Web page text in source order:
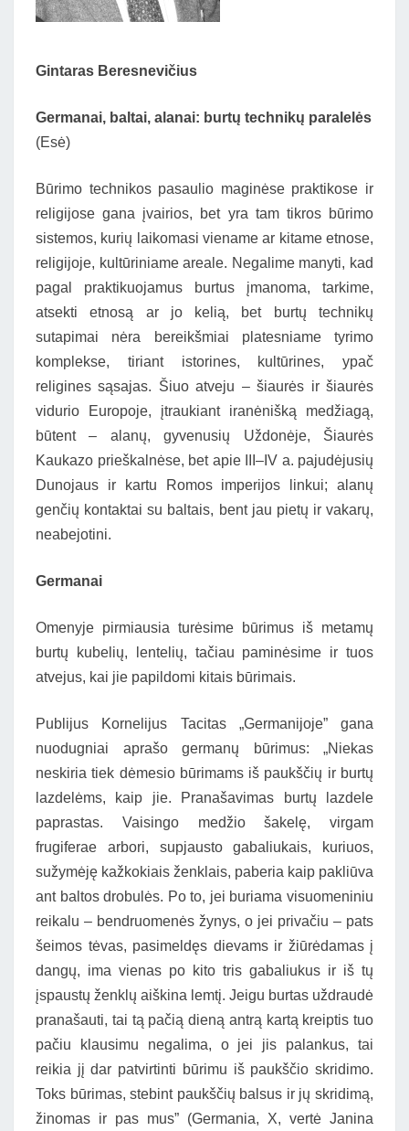
Gintaras Beresnevičius
Germanai, baltai, alanai: burtų technikų paralelės
(Esė)
Būrimo technikos pasaulio maginėse praktikose ir
religijose gana įvairios, bet yra tam tikros būrimo
sistemos, kurių laikomasi viename ar kitame etnose,
religijoje, kultūriniame areale. Negalime manyti, kad
pagal praktikuojamus burtus įmanoma, tarkime,
atsekti etnosą ar jo kelią, bet burtų technikų
sutapimai nėra bereikšmiai platesniame tyrimo
komplekse, tiriant istorines, kultūrines, ypač
religines sąsajas. Šiuo atveju – šiaurės ir šiaurės
vidurio Europoje, įtraukiant iranėnišką medžiagą,
būtent – alanų, gyvenusių Uždonėje, Šiaurės
Kaukazo prieškalnėse, bet apie III–IV a. pajudėjusių
Dunojaus ir kartu Romos imperijos linkui; alanų
genčių kontaktai su baltais, bent jau pietų ir vakarų,
neabejotini.
Germanai
Omenyje pirmiausia turėsime būrimus iš metamų
burtų kubelių, lentelių, tačiau paminėsime ir tuos
atvejus, kai jie papildomi kitais būrimais.
Publijus Kornelijus Tacitas „Germanijoje” gana
nuodugniai aprašo germanų būrimus: „Niekas
neskiria tiek dėmesio būrimams iš paukščių ir burtų
lazdelėms, kaip jie. Pranašavimas burtų lazdele
paprastas. Vaisingo medžio šakelę, virgam
frugiferae arbori, supjausto gabaliukais, kuriuos,
sužymėję kažkokiais ženklais, paberia kaip pakliūva
ant baltos drobulės. Po to, jei buriama visuomeniniu
reikalu – bendruomenės žynys, o jei privačiu – pats
šeimos tėvas, pasimeldęs dievams ir žiūrėdamas į
dangų, ima vienas po kito tris gabaliukus ir iš tų
įspaustų ženklų aiškina lemtį. Jeigu burtas uždraudė
pranašauti, tai tą pačią dieną antrą kartą kreiptis tuo
pačiu klausimu negalima, o jei jis palankus, tai
reikia jį dar patvirtinti būrimu iš paukščio skridimo.
Toks būrimas, stebint paukščių balsus ir jų skridimą,
žinomas ir pas mus” (Germania, X, vertė Janina